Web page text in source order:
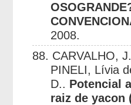
2008.
88. CARVALHO,
PINELI, Lívia
D.. Potencial
raiz de